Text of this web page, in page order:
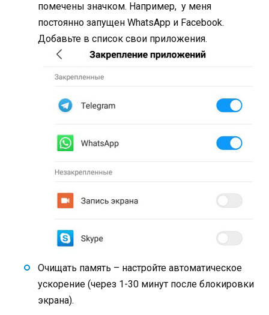
помечены значком. Например, у меня
постоянно запущен WhatsApp и Facebook.
Добавьте в список свои приложения.
Очищать память – настройте автоматическое
ускорение (через 1-30 минут после блокировки
экрана).